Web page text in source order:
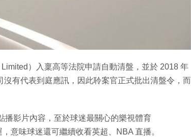
）入稟高等法院申請自動清盤，並於 2018 年
有代表到庭應訊，因此聆案官正式批出清盤令，而
播影片內容，至於球迷最關心的樂視體育
意味球迷還可繼續收看英超、NBA 直播。